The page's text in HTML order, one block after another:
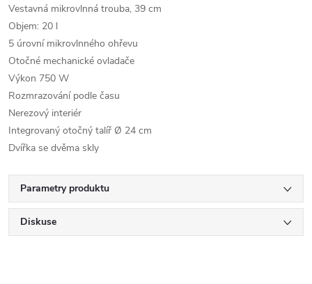
Vestavná mikrovlnná trouba, 39 cm
Objem: 20 l
5 úrovní mikrovlnného ohřevu
Otočné mechanické ovladače
Výkon 750 W
Rozmrazování podle času
Nerezový interiér
Integrovaný otočný talíř Ø 24 cm
Dvířka se dvěma skly
Parametry produktu
Diskuse